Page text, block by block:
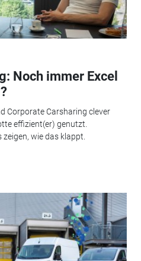
Noch immer Excel
Corporate Carsharing clever
effizient(er) genutzt.
wie das klappt.